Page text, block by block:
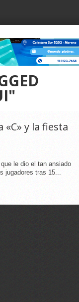
y la fiesta
le dio el tan ansiado
jugadores tras 15...